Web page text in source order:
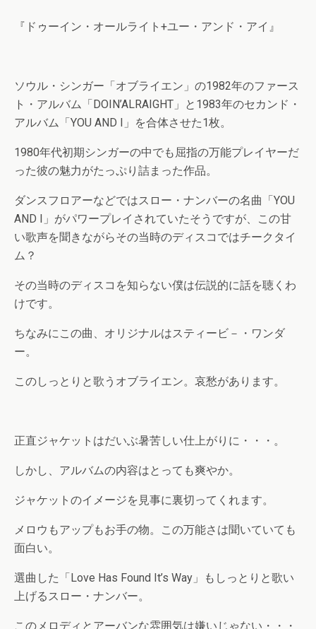
『ドゥーイン・オールライト+ユー・アンド・アイ』
ソウル・シンガー「オブライエン」の1982年のファース
ト・アルバム「DOIN’ALRAIGHT」と1983年のセカンド・
アルバム「YOU AND I」を合体させた1枚。
1980年代初期シンガーの中でも屈指の万能プレイヤーだ
った彼の魅力がたっぷり詰まった作品。
ダンスフロアーなどではスロー・ナンバーの名曲「YOU
AND I」がパワープレイされていたそうですが、この甘
い歌声を聞きながらその当時のディスコではチークタイ
ム？
その当時のディスコを知らない僕は伝説的に話を聴くわ
けです。
ちなみにこの曲、オリジナルはスティービ－・ワンダ
ー。
このしっとりと歌うオブライエン。哀愁があります。
正直ジャケットはだいぶ暑苦しい仕上がりに・・・。
しかし、アルバムの内容はとっても爽やか。
ジャケットのイメージを見事に裏切ってくれます。
メロウもアップもお手の物。この万能さは聞いていても
面白い。
選曲した「Love Has Found It’s Way」もしっとりと歌い
上げるスロー・ナンバー。
このメロディとアーバンな雰囲気は嫌いじゃない・・・